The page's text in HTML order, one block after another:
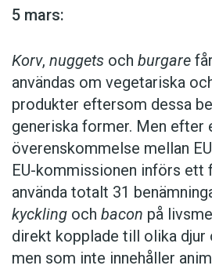
regelefterlevnad”, säger
Republiken
kan vara på väg
Naoero. Foto: Istockphoto
12 maj:
NamnetNaurukan snart
rapporterar nyhetsbyrån
5 mars:
Korv, nuggets och burgare
användas om vegetariska
produkter eftersom dessa
generiska former. Men efter
överenskommelse mellan
EU-kommissionen införs ett
använda totalt 31
kyckling och bacon på
direkt kopplade till olika djur
men som inte innehåller